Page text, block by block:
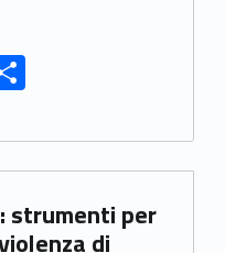
S
h
ar
e
strumenti per
di